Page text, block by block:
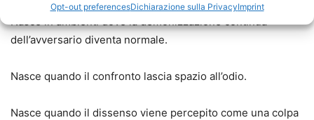
Opt-out preferencesDichiarazione sulla PrivacyImprint
Nasce in ambienti dove la demonizzazione continua
dell’avversario diventa normale.
Nasce quando il confronto lascia spazio all’odio.
Nasce quando il dissenso viene percepito come una colpa